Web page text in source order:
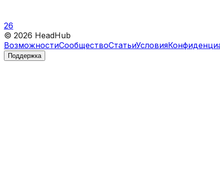
26
© 2026 HeadHub
ВозможностиСообществоСтатьиУсловия
Поддержка